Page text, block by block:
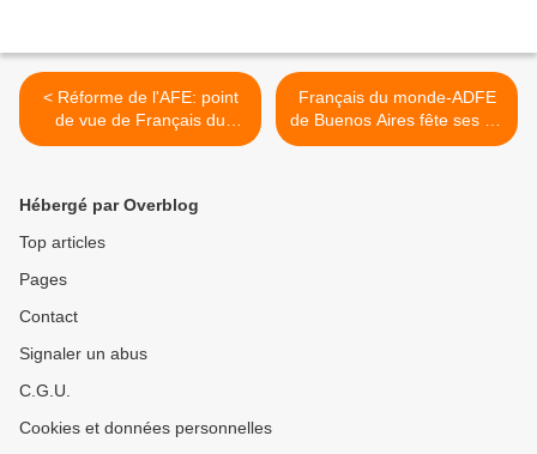
< Réforme de l'AFE: point
de vue de Français du
monde-ADFE
Français du monde-ADFE
de Buenos Aires fête ses 10
ans >
Hébergé par Overblog
Top articles
Pages
Contact
Signaler un abus
C.G.U.
Cookies et données personnelles